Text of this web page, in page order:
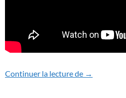
Continuer la lecture de Vidéos de
→